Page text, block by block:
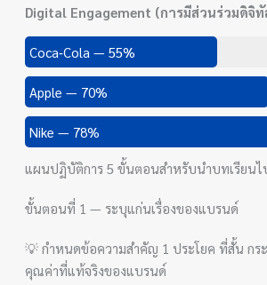
Digital Engagement (การมีส่วนร่วมดิจิทั
Coca‑Cola — 55%
Apple — 70%
Nike — 78%
แผนปฏิบัติการ 5 ขั้นตอนสำหรับนำบทเรียนไ
ขั้นตอนที่ 1 — ระบุแก่นเรื่องของแบรนด์
💡 กำหนดข้อความสำคัญ 1 ประโยค ที่สั้น ก
คุณค่าที่แท้จริงของแบรนด์